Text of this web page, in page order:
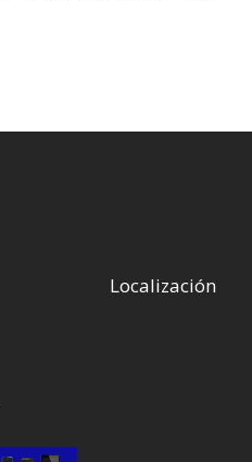
Localización